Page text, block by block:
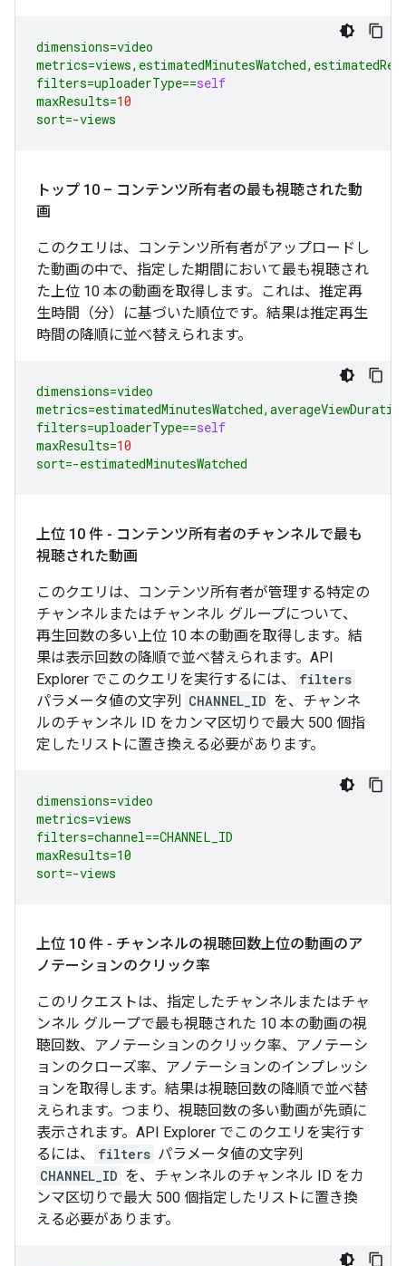
dimensions=video
metrics=views, estimatedMinutesWatched,
filters=uploaderType==self
maxResults=10
sort=-views
トップ 10 – コンテンツ所有者の最も視聴された動
画
このクエリは、コンテンツ所有者がアップロードし
た動画の中で、指定した期間において最も視聴され
た上位 10 本の動画を取得します。これは、推定再
生時間（分）に基づいた順位です。結果は推定再生
時間の降順に並べ替えられます。
dimensions=video
metrics=estimatedMinutesWatched,
filters=uploaderType==self
maxResults=10
sort=-estimatedMinutesWatched
上位 10 件 - コンテンツ所有者のチャンネルで最も
視聴された動画
このクエリは、コンテンツ所有者が管理する特定の
チャンネルまたはチャンネル グループについて、
再生回数の多い上位 10 本の動画を取得します。結
果は表示回数の降順で並べ替えられます。API
Explorer でこのクエリを実行するには、
filters
パラメータ値の文字列 CHANNEL_ID を、チャンネ
ルのチャンネル ID をカンマ区切りで最大 500 個指
定したリストに置き換える必要があります。
dimensions=video
metrics=views
filters=channel==CHANNEL_ID
maxResults=10
sort=-views
上位 10 件 - チャンネルの視聴回数上位の動画のア
ノテーションのクリック率
このリクエストは、指定したチャンネルまたはチャ
ンネル グループで最も視聴された 10 本の動画の視
聴回数、アノテーションのクリック率、アノテーシ
ョンのクローズ率、アノテーションのインプレッシ
ョンを取得します。結果は視聴回数の降順で並べ替
えられます。つまり、視聴回数の多い動画が先頭に
表示されます。API Explorer でこのクエリを実行す
るには、
filters パラメータ値の文字列
CHANNEL_ID を、チャンネルのチャンネル ID をカ
ンマ区切りで最大 500 個指定したリストに置き換
える必要があります。